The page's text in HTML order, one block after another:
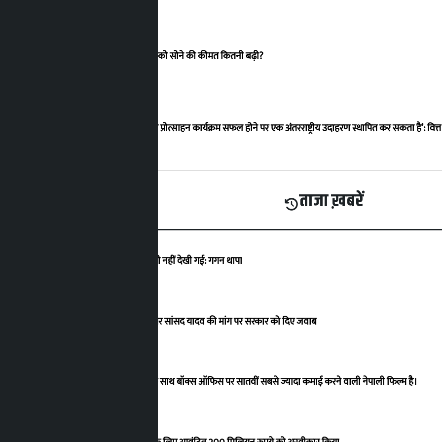
शुक्रवार को सोने की कीमत कितनी बढ़ी?
‘करदाता प्रोत्साहन कार्यक्रम सफल होने पर एक अंतरराष्ट्रीय उदाहरण स्थापित कर सकता है’: वित्त
ताजा ख़बरें
मैं ऐसी अराजकता देख रहा हूं जो देश में कभी नहीं देखी गई: गगन थापा
विधानसभा अध्यक्ष ने ढल्केबार ट्रॉमा सेंटर पर सांसद यादव की मांग पर सरकार को दिए जवाब
‘गौंथली’ 17.75 करोड़ रुपये के कलेक्शन के साथ बॉक्स ऑफिस पर सातवीं सबसे ज्यादा कमाई करने वाली नेपाली फिल्म है।